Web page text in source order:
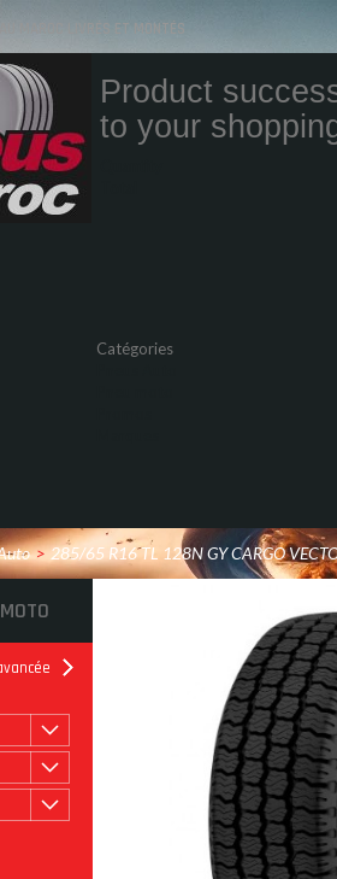
AU MAROC LIVRÉS ET MONTÉS
Product
to your
Catégories
> 285/65 R16 TL 128N GY CARGO
MOTO
ROULAGE À PLAT